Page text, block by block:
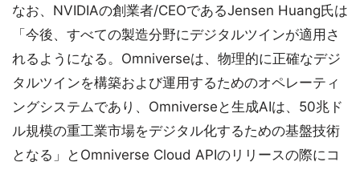
なお、NVIDIAの創業者/CEOであるJensen Huang氏は
「今後、すべての製造分野にデジタルツインが適用さ
れるようになる。Omniverseは、物理的に正確なデジ
タルツインを構築および運用するためのオペレーティ
ングシステムであり、Omniverseと生成AIは、50兆ド
ル規模の重工業市場をデジタル化するための基盤技術
となる」とOmniverse Cloud APIのリリースの際にコ